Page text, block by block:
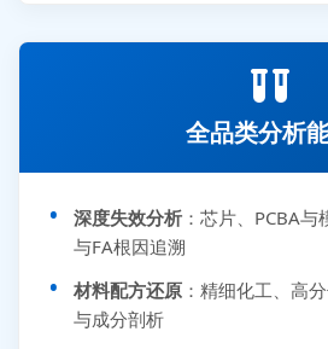
全品类分析
深度失效分析 ：芯片、PCBA
与FA根因追溯
材料配方还原 ：精细化工、高
与成分剖析